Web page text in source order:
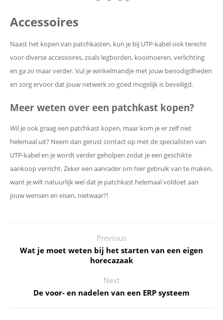
Accessoires
Naast het kopen van patchkasten, kun je bij UTP-kabel ook terecht
voor diverse accessoires, zoals legborden, kooimoeren, verlichting
en ga zo maar verder. Vul je winkelmandje met jouw benodigdheden
en zorg ervoor dat jouw netwerk zo goed mogelijk is beveiligd.
Meer weten over een patchkast kopen?
Wil je ook graag een patchkast kopen, maar kom je er zelf niet
helemaal uit? Neem dan gerust contact op met de specialisten van
UTP-kabel en je wordt verder geholpen zodat je een geschikte
aankoop verricht. Zeker een aanrader om hier gebruik van te maken,
want je wilt natuurlijk wel dat je patchkast helemaal voldoet aan
jouw wensen en eisen, nietwaar?!
Previous
Wat je moet weten bij het starten van een eigen
horecazaak
Next
De voor- en nadelen van een ERP systeem